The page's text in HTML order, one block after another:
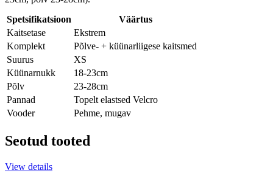
Spetsifikatsioon
Väärtus
Kaitsetase
Ekstrem
Komplekt
Põlve- + küünarliigese kaitsmed
Suurus
XS
Küünarnukk
18-23cm
Põlv
23-28cm
Pannad
Topelt elastsed Velcro
Vooder
Pehme, mugav
Seotud tooted
View details